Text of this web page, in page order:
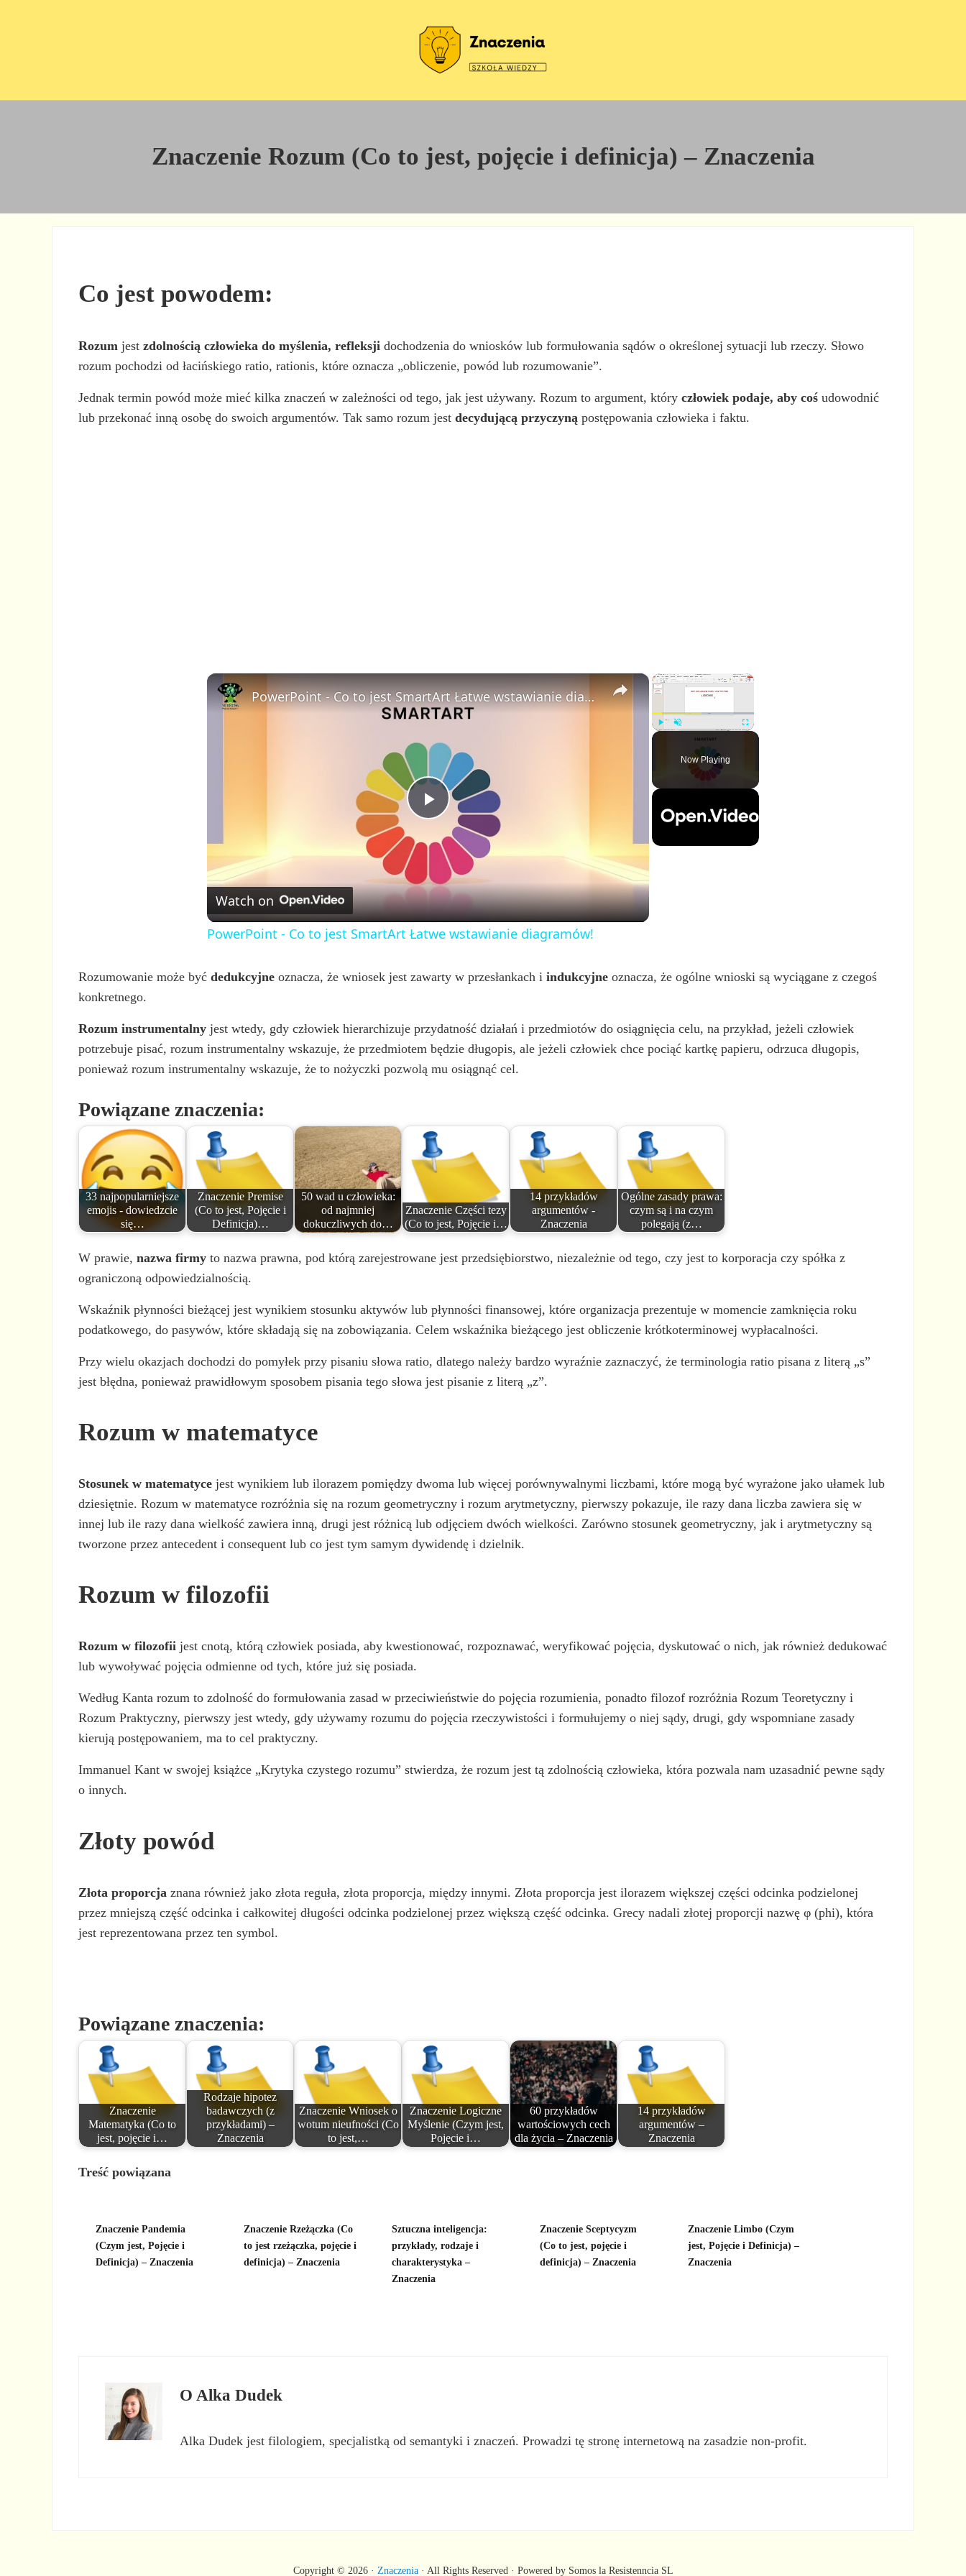
Znaczenie Rozum (Co to jest, pojęcie i definicja) – Znaczenia
Co jest powodem:
Rozum jestzdolnością człowieka do myślenia, refleksji dochodzenia do wniosków lub formułowania sądów o określonej sytuacji lub rzeczy. Słowo
rozum pochodzi od łacińskiego ratio, rationis, które oznacza „obliczenie, powód lub rozumowanie”.
Jednak termin powód może mieć kilka znaczeń w zależności od tego, jak jest używany. Rozum to argument, któryczłowiek podaje, aby coś udowodnić
lub przekonać inną osobę do swoich argumentów. Tak samo rozum jestdecydującą przyczyną postępowania człowieka i faktu.
×
y u
e
l
c
Now Playing
×
P
a
i
d
e
o
PowerPoint - Co to jest SmartArt Łatwe wstawianie diagramów!
Watch on
PowerPoint - Co to jest SmartArt Łatwe wstawianie diagramów!
Rozumowanie może byćdedukcyjne oznacza, że wniosek jest zawarty w przesłankach iindukcyjne oznacza, że ogólne wnioski są wyciągane z czegoś
konkretnego.
Rozum instrumentalny jest wtedy, gdy człowiek hierarchizuje przydatność działań i przedmiotów do osiągnięcia celu, na przykład, jeżeli człowiek
potrzebuje pisać, rozum instrumentalny wskazuje, że przedmiotem będzie długopis, ale jeżeli człowiek chce pociąć kartkę papieru, odrzuca długopis,
ponieważ rozum instrumentalny wskazuje, że to nożyczki pozwolą mu osiągnąć cel.
Powiązane znaczenia:
33 najpopularniejsze
emojis - dowiedzcie
się…
Znaczenie Premise
(Co to jest, Pojęcie i
Definicja)…
50 wad u człowieka:
od najmniej
dokuczliwych do…
Znaczenie Części tezy
(Co to jest, Pojęcie i…
14 przykładów
argumentów -
Znaczenia
Ogólne zasady prawa:
czym są i na czym
polegają (z…
W prawie,nazwa firmy to nazwa prawna, pod którą zarejestrowane jest przedsiębiorstwo, niezależnie od tego, czy jest to korporacja czy spółka z
ograniczoną odpowiedzialnością.
Wskaźnik płynności bieżącej jest wynikiem stosunku aktywów lub płynności finansowej, które organizacja prezentuje w momencie zamknięcia roku
podatkowego, do pasywów, które składają się na zobowiązania. Celem wskaźnika bieżącego jest obliczenie krótkoterminowej wypłacalności.
Przy wielu okazjach dochodzi do pomyłek przy pisaniu słowa ratio, dlatego należy bardzo wyraźnie zaznaczyć, że terminologia ratio pisana z literą „s”
jest błędna, ponieważ prawidłowym sposobem pisania tego słowa jest pisanie z literą „z”.
Rozum w matematyce
Stosunek w matematyce jest wynikiem lub ilorazem pomiędzy dwoma lub więcej porównywalnymi liczbami, które mogą być wyrażone jako ułamek lub
dziesiętnie. Rozum w matematyce rozróżnia się na rozum geometryczny i rozum arytmetyczny, pierwszy pokazuje, ile razy dana liczba zawiera się w
innej lub ile razy dana wielkość zawiera inną, drugi jest różnicą lub odjęciem dwóch wielkości. Zarówno stosunek geometryczny, jak i arytmetyczny są
tworzone przez antecedent i consequent lub co jest tym samym dywidendę i dzielnik.
Rozum w filozofii
Rozum w filozofii jest cnotą, którą człowiek posiada, aby kwestionować, rozpoznawać, weryfikować pojęcia, dyskutować o nich, jak również dedukować
lub wywoływać pojęcia odmienne od tych, które już się posiada.
Według Kanta rozum to zdolność do formułowania zasad w przeciwieństwie do pojęcia rozumienia, ponadto filozof rozróżnia Rozum Teoretyczny i
Rozum Praktyczny, pierwszy jest wtedy, gdy używamy rozumu do pojęcia rzeczywistości i formułujemy o niej sądy, drugi, gdy wspomniane zasady
kierują postępowaniem, ma to cel praktyczny.
Immanuel Kant w swojej książce „Krytyka czystego rozumu” stwierdza, że rozum jest tą zdolnością człowieka, która pozwala nam uzasadnić pewne sądy
o innych.
Złoty powód
Złota proporcja znana również jako złota reguła, złota proporcja, między innymi. Złota proporcja jest ilorazem większej części odcinka podzielonej
przez mniejszą część odcinka i całkowitej długości odcinka podzielonej przez większą część odcinka. Grecy nadali złotej proporcji nazwę φ (phi), która
jest reprezentowana przez ten symbol.
Powiązane znaczenia:
Znaczenie
Matematyka (Co to
jest, pojęcie i…
Rodzaje hipotez
badawczych (z
przykładami) –
Znaczenia
Znaczenie Wniosek o
wotum nieufności (Co
to jest,…
Znaczenie Logiczne
Myślenie (Czym jest,
Pojęcie i…
60 przykładów
wartościowych cech
dla życia – Znaczenia
14 przykładów
argumentów –
Znaczenia
Treść powiązana
Znaczenie Pandemia
(Czym jest, Pojęcie i
Definicja) – Znaczenia
Znaczenie Rzeżączka (Co
to jest rzeżączka, pojęcie i
definicja) – Znaczenia
Sztuczna inteligencja:
przykłady, rodzaje i
charakterystyka –
Znaczenia
Znaczenie Sceptycyzm
(Co to jest, pojęcie i
definicja) – Znaczenia
Znaczenie Limbo (Czym
jest, Pojęcie i Definicja) –
Znaczenia
OAlka Dudek
Alka Dudek jest filologiem, specjalistką od semantyki i znaczeń. Prowadzi tę stronę internetową na zasadzie non-profit.
Copyright © 2026 · Znaczenia· All Rights Reserved · Powered by Somos la Resistenncia SL